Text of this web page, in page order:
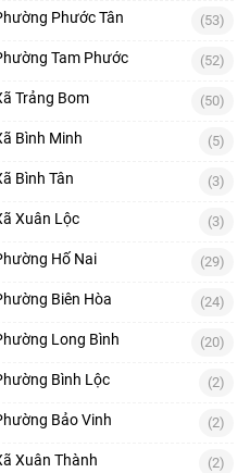
Phước Tân (53)
Tam Phước (52)
Trảng Bom (50)
Bình Minh (5)
Bình Tân (3)
Xuân Lộc (3)
Hố Nai (29)
Biên Hòa (24)
Long Bình (20)
Bình Lộc (2)
Bảo Vinh (2)
Xuân Thành (2)